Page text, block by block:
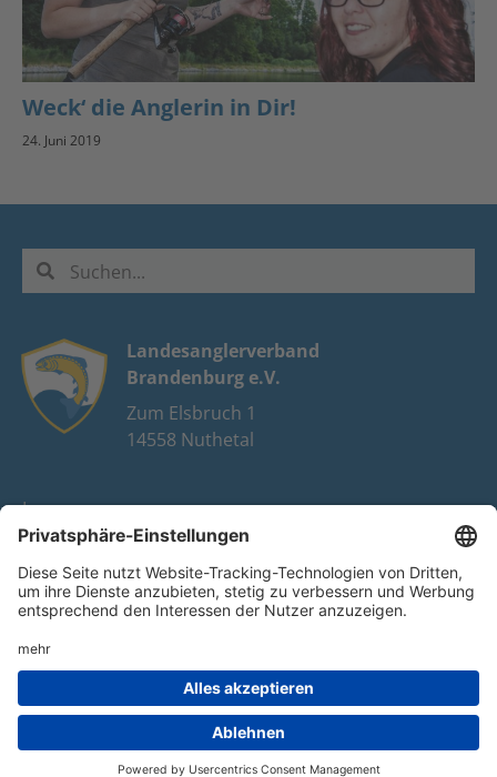
Weck‘ die Anglerin in Dir!
24. Juni 2019
Landesanglerverband
Brandenburg e.V.
Zum Elsbruch 1
14558 Nuthetal
Impressum
Datenschutz
FAQ